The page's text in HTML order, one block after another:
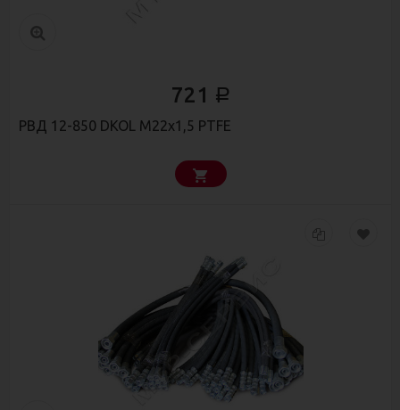
721 Р
РВД 12-850 DKOL М22х1,5 PTFE